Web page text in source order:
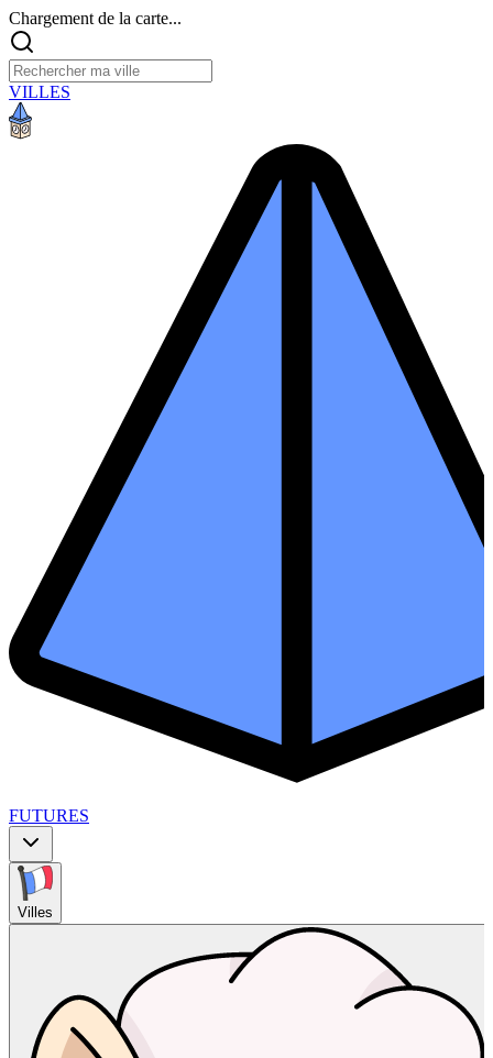
Chargement de la carte...
VILLES
FUTURES
Villes